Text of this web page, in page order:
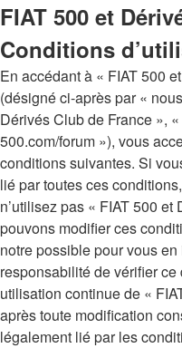
FIAT 500 et
Conditions
En accédant à « FIAT 500
(désigné ci-après par «
Dérivés Club de France »,
500.com/forum »), vous
conditions suivantes. Si
lié par toutes ces
n’utilisez pas « FIAT 500
pouvons modifier ces
notre possible pour vous
responsabilité de vérifier
utilisation continue de «
après toute modification
légalement lié par les